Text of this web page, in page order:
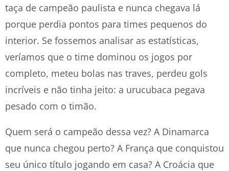
taça de campeão paulista e nunca chegava lá
porque perdia pontos para times pequenos do
interior. Se fossemos analisar as estatísticas,
veríamos que o time dominou os jogos por
completo, meteu bolas nas traves, perdeu gols
incríveis e não tinha jeito: a urucubaca pegava
pesado com o timão.
Quem será o campeão dessa vez? A Dinamarca
que nunca chegou perto? A França que conquistou
seu único título jogando em casa? A Croácia que